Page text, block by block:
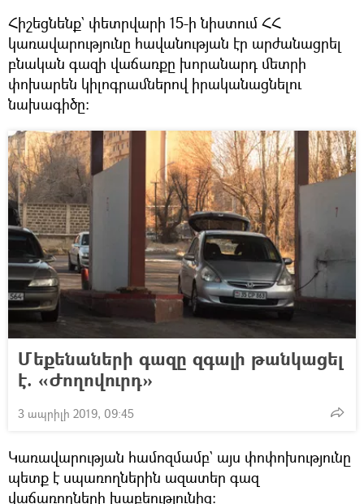
Հիշեցնենք` փետրվարի 15-ի նիստում ՀՀ
կառավարությունը հավանության էր արժանացրել
բնական գազի վաճառքը խորանարդ մետրի
փոխարեն կիլոգրամներով իրականացնելու
նախագիծը։
Մեքենաների գազը զգալի թանկացել
է. «Ժողովուրդ»
3 ապրիլի 2019, 09:45
Կառավարության համոզմամբ` այս փոփոխությունը
պետք է սպառողներին ազատեր գազ
վաճառողների խաբեությունից։